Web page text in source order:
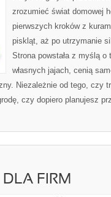
zrozumieć świat domowej
pierwszych kroków z
piskląt, aż po utrzymanie
Strona powstała z myślą
własnych jajach, cenią
Niezależnie od tego, czy
czy dopiero planujesz
FIRM